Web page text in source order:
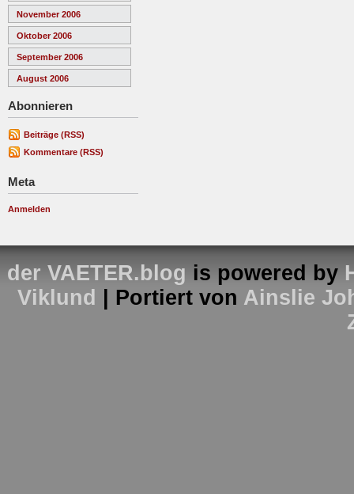
November 2006
Oktober 2006
September 2006
August 2006
Abonnieren
Beiträge (RSS)
Kommentare (RSS)
Meta
Anmelden
der VAETER.blog is powered by
Viklund
| Portiert von Ainslie